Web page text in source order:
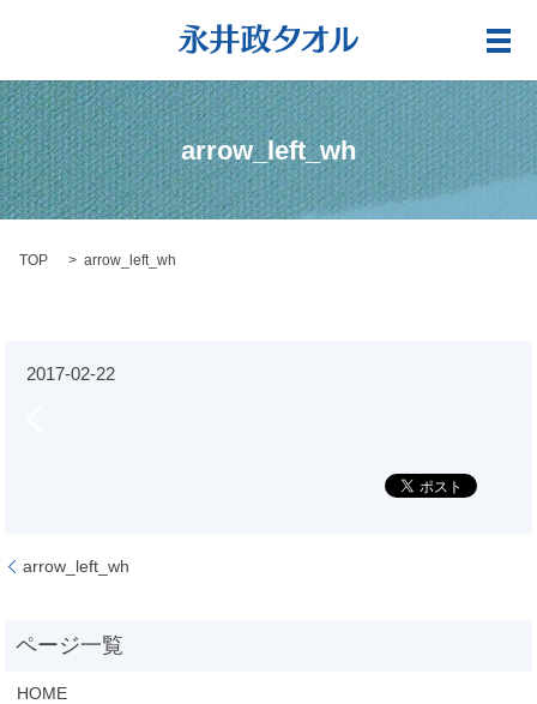
メ
arrow_left_wh
TOP arrow_left_wh
2017-02-22
arrow_left_wh
HOME